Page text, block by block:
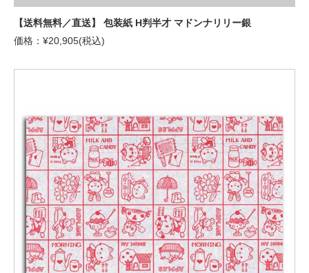
【送料無料／直送】 包装紙 H判半才 マドンナリリー銀
価格：¥20,905(税込)